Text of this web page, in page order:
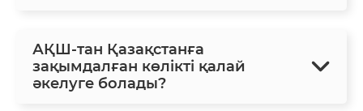
АҚШ-тан Қазақстанға
зақымдалған көлікті қалай
әкелуге болады?